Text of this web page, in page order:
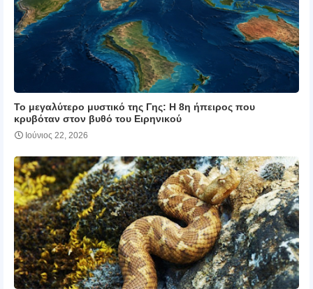
Το μεγαλύτερο μυστικό της Γης: Η 8η ήπειρος που
κρυβόταν στον βυθό του Ειρηνικού
Ιούνιος 22, 2026